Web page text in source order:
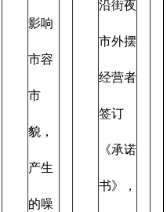
影响
市容
市
貌，
产生
的噪
沿街夜
市外摆
经营者
签订
《承诺
书》，